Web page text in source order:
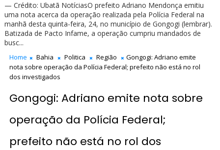
— Crédito: Ubatã NotíciasO prefeito Adriano Mendonça emitiu
uma nota acerca da operação realizada pela Polícia Federal na
manhã desta quinta-feira, 24, no município de Gongogi (lembrar).
Batizada de Pacto Infame, a operação cumpriu mandados de
busc...
Home Bahia Politica Região
Gongogi: Adriano emite
nota sobre operação da Polícia Federal; prefeito não está no rol
dos investigados
Gongogi: Adriano emite nota sobre
operação da Polícia Federal;
prefeito não está no rol dos